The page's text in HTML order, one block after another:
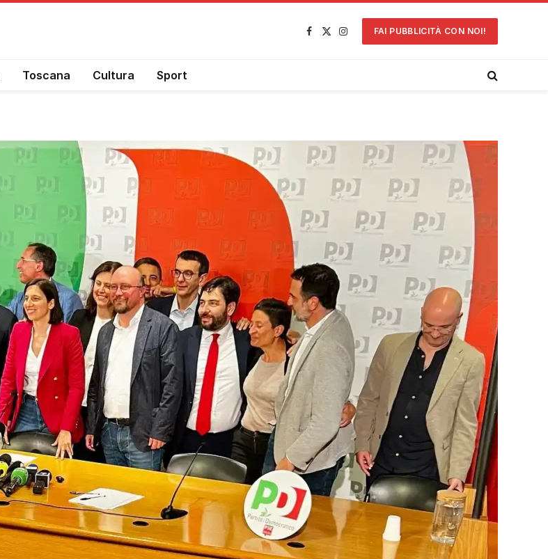
Facebook
X
Instagram
FAI PUBBLICITÀ CON NOI!
Toscana Cultura Sport